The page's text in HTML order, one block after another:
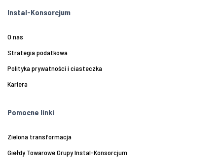
Instal-Konsorcjum
O nas
Strategia podatkowa
Polityka prywatności i ciasteczka
Kariera
Pomocne linki
Zielona transformacja
Giełdy Towarowe Grupy Instal-Konsorcjum